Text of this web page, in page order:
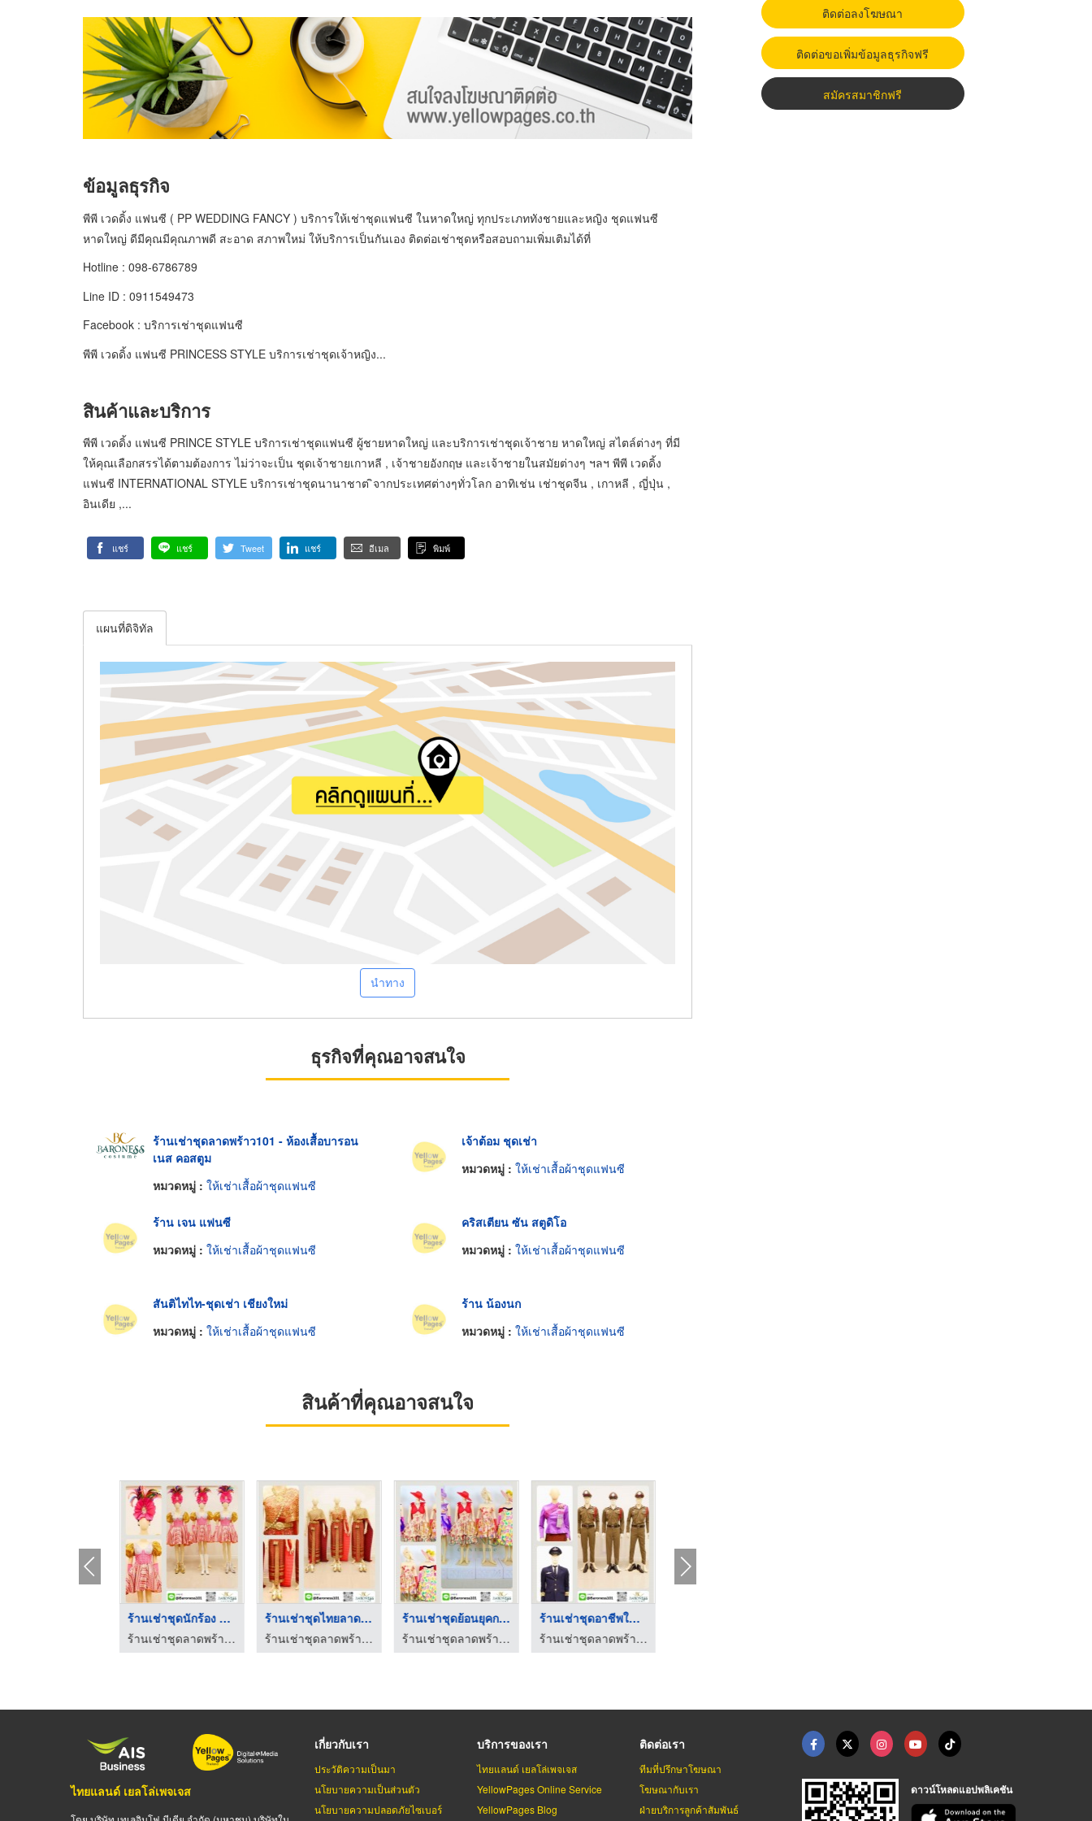
ข้อมูลธุรกิจ
พีพี เวดดิ้ง แฟนซี ( PP WEDDING FANCY ) บริการให้เช่าชุดแฟนซี ในหาดใหญ่ ทุกประเภททังชายและหญิง ชุดแฟนซี
หาดใหญ่ ดีมีคุณมีคุณภาพดี สะอาด สภาพใหม่ ให้บริการเป็นกันเอง ติดต่อเช่าชุดหรือสอบถามเพิ่มเติมได้ที่
Hotline : 098-6786789
Line ID : 0911549473
Facebook : บริการเช่าชุดแฟนซี
พีพี เวดดิ้ง แฟนซี PRINCESS STYLE บริการเช่าชุดเจ้าหญิง...
สินค้าและบริการ
พีพี เวดดิ้ง แฟนซี PRINCE STYLE บริการเช่าชุดแฟนซี ผู้ชายหาดใหญ่ และบริการเช่าชุดเจ้าชาย หาดใหญ่ สไตล์ต่างๆ ที่มี
ให้คุณเลือกสรรได้ตามต้องการ ไม่ว่าจะเป็น ชุดเจ้าชายเกาหลี , เจ้าชายอังกฤษ และเจ้าชายในสมัยต่างๆ ฯลฯ พีพี เวดดิ้ง
แฟนซี INTERNATIONAL STYLE บริการเช่าชุดนานาชาต ิจากประเทศต่างๆทั่วโลก อาทิเช่น เช่าชุดจีน , เกาหลี , ญี่ปุ่น ,
อินเดีย ,...
แชร์ แชร์ Tweet แชร์ อีเมล พิมพ์
แผนที่ดิจิทัล
นำทาง
ธุรกิจที่คุณอาจสนใจ
ร้านเช่าชุดลาดพร้าว101 - ห้องเสื้อบารอน
เนส คอสตูม
หมวดหมู่ : ให้เช่าเสื้อผ้าชุดแฟนซี
เจ้าต้อม ชุดเช่า
หมวดหมู่ : ให้เช่าเสื้อผ้าชุดแฟนซี
ร้าน เจน แฟนซี
หมวดหมู่ : ให้เช่าเสื้อผ้าชุดแฟนซี
คริสเตียน ซัน สตูดิโอ
หมวดหมู่ : ให้เช่าเสื้อผ้าชุดแฟนซี
สันติไทไท-ชุดเช่า เชียงใหม่
หมวดหมู่ : ให้เช่าเสื้อผ้าชุดแฟนซี
ร้าน น้องนก
หมวดหมู่ : ให้เช่าเสื้อผ้าชุดแฟนซี
สินค้าที่คุณอาจสนใจ
ร้านเช่าชุดนักร้อง แ ...
ร้านเช่าชุดลาดพร้าว101 - ห้องเสื้อบารอนเนส คอสตูม
ร้านเช่าชุดไทยลาดพร้ ...
ร้านเช่าชุดลาดพร้าว101 - ห้องเสื้อบารอนเนส คอสตูม
ร้านเช่าชุดย้อนยุคกร ...
ร้านเช่าชุดลาดพร้าว101 - ห้องเสื้อบารอนเนส คอสตูม
ร้านเช่าชุดอาชีพในฝั ...
ร้านเช่าชุดลาดพร้าว101 - ห้องเสื้อบารอนเนส คอสตูม
ติดต่อลงโฆษณา
ติดต่อขอเพิ่มข้อมูลธุรกิจฟรี
สมัครสมาชิกฟรี
ไทยแลนด์ เยลโล่เพจเจส
เกี่ยวกับเรา
ประวัติความเป็นมา
นโยบายความเป็นส่วนตัว
นโยบายความปลอดภัยไซเบอร์
บริการของเรา
ไทยแลนด์ เยลโล่เพจเจส
YellowPages Online Service
YellowPages Blog
ติดต่อเรา
ทีมที่ปรึกษาโฆษณา
โฆษณากับเรา
ฝ่ายบริการลูกค้าสัมพันธ์
ดาวน์โหลดแอปพลิเคชัน